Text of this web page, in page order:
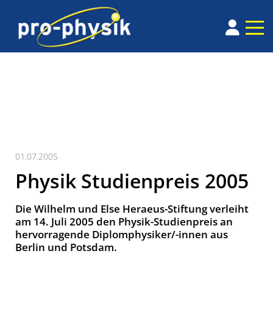
01.07.2005
Physik Studienpreis 2005
Die Wilhelm und Else Heraeus-Stiftung verleiht
am 14. Juli 2005 den Physik-Studienpreis an
hervorragende Diplomphysiker/-innen aus
Berlin und Potsdam.